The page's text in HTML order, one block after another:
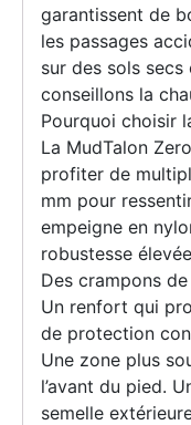
garantissent de
les passages
sur des sols
conseillons la
Pourquoi choisir
La MudTalon
profiter de
mm pour
empeigne en
robustesse
Des crampons
Un renfort qui
de protection
Une zone plus
l’avant du pied.
semelle